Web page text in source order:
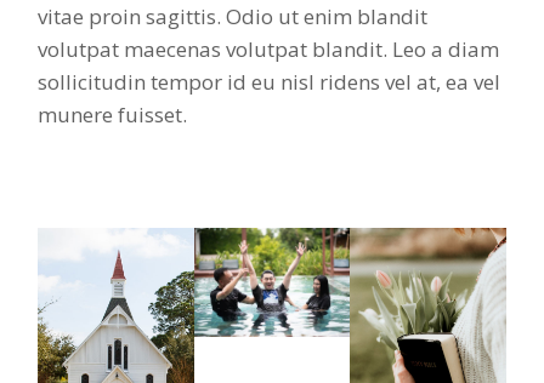
vitae proin sagittis. Odio ut enim blandit
volutpat maecenas volutpat blandit. Leo a diam
sollicitudin tempor id eu nisl ridens vel at, ea vel
munere fuisset.